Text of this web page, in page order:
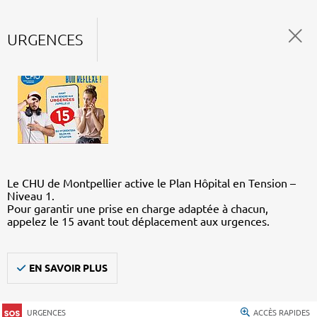
URGENCES
Le CHU de Montpellier active le Plan Hôpital en Tension –
Niveau 1.
Pour garantir une prise en charge adaptée à chacun,
appelez le 15 avant tout déplacement aux urgences.
EN SAVOIR PLUS
URGENCES ACCÈS RAPIDES